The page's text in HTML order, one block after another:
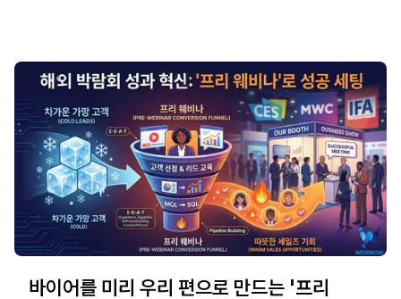
바이어를 미리 우리 편으로 만드는 '프리